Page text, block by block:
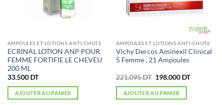
AMPOULES ET LOTIONS ANTI-CHUTE
ECRINAL LOTION ANP POUR
FEMME FORTIFIE LE CHEVEU
200 ML
33.500 DT
AJOUTER AU PANIER
AMPOULES ET LOTIONS ANTI-CHUTE
Vichy Dercos Aminexil Clinical
5 Femme , 21 Ampoules
221.095DT Le
initial
était :
198.000 DTLe
AJOUTER AU PANIER